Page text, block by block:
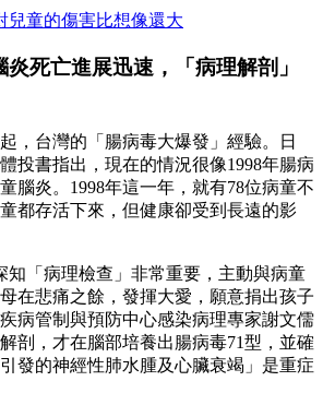
兒童的傷害比想像還大
死亡進展迅速，「病理解剖」
，台灣的「腸病毒大爆發」經驗。日
投書指出，現在的情況很像1998年腸病
腦炎。1998年這一年，就有78位病童不
都存活下來，但健康卻受到長遠的影
知「病理檢查」非常重要，主動與病童
在悲痛之餘，發揮大愛，願意捐出孩子
病管制與預防中心感染病理專家謝文儒
剖，才在腦部培養出腸病毒71型，並確
發的神經性肺水腫及心臟衰竭」是重症